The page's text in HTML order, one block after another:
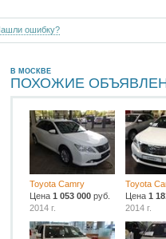
Нашли ошибку?
В МОСКВЕ
ПОХОЖИЕ
Toyota Camry
Цена1 053 000 руб.
2014 г.
Toyota
Цена1
2014 г.